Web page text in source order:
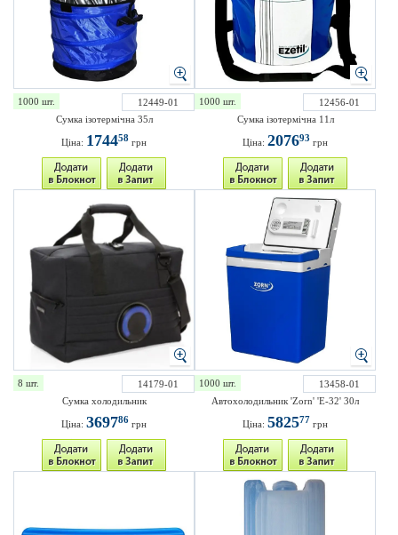
1000 шт.
12449-01
Сумка ізотермічна 35л
Ціна: 174458 грн
1000 шт.
12456-01
Сумка ізотермічна 11л
Ціна: 207693 грн
8 шт.
14179-01
Сумка холодильник
Ціна: 369786 грн
1000 шт.
13458-01
Автохолодильник 'Zorn' 'E-32' 30л
Ціна: 582577 грн